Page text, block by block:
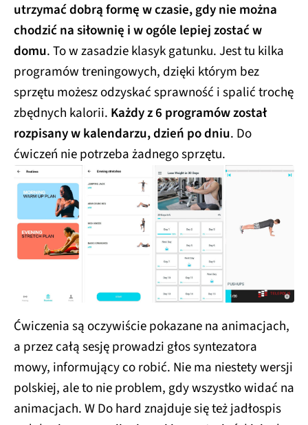
utrzymać dobrą formę w czasie, gdy nie można
chodzić na siłownię i w ogóle lepiej zostać w
domu. To w zasadzie klasyk gatunku. Jest tu kilka
programów treningowych, dzięki którym bez
sprzętu możesz odzyskać sprawność i spalić trochę
zbędnych kalorii. Każdy z 6 programów został
rozpisany w kalendarzu, dzień po dniu. Do
ćwiczeń nie potrzeba żadnego sprzętu.
Ćwiczenia są oczywiście pokazane na animacjach,
a przez całą sesję prowadzi głos syntezatora
mowy, informujący co robić. Nie ma niestety wersji
polskiej, ale to nie problem, gdy wszystko widać na
animacjach. W Do hard znajduje się też jadłospis